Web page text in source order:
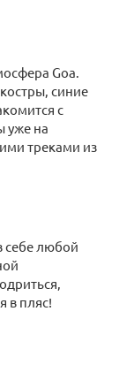
Goa.
синие
с
уже на
треками из
себе любой
в пляс!